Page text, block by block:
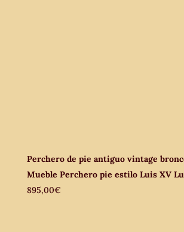
Perchero de pie antiguo vintage
Mueble Perchero pie estilo Luis XV
895,00€